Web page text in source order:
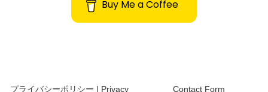
Buy Me a Coffee
プライバシーポリシー | Privacy Contact Form